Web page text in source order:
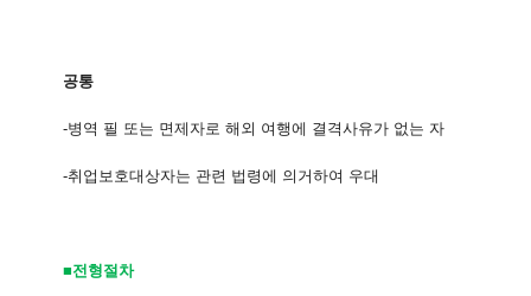
공통
-병역 필 또는 면제자로 해외 여행에 결격사유가 없는 자
-취업보호대상자는 관련 법령에 의거하여 우대
■전형절차